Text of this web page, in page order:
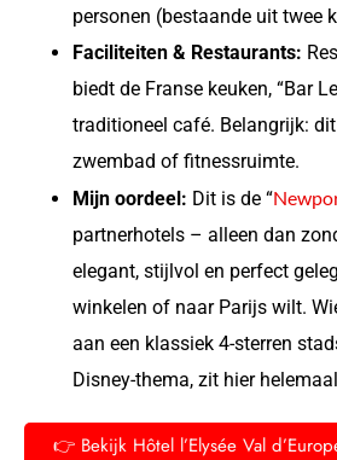
personen (bestaande uit twee
Faciliteiten & Restaurants:
biedt de Franse keuken, “Bar
traditioneel café. Belangrijk:
zwembad of fitnessruimte.
Mijn oordeel: Dit is de “
partnerhotels – alleen dan
elegant, stijlvol en perfect
winkelen of naar Parijs wilt.
aan een klassiek 4-sterren
Disney-thema, zit hier
👉 Bekijk Hôtel l’Elysée Val